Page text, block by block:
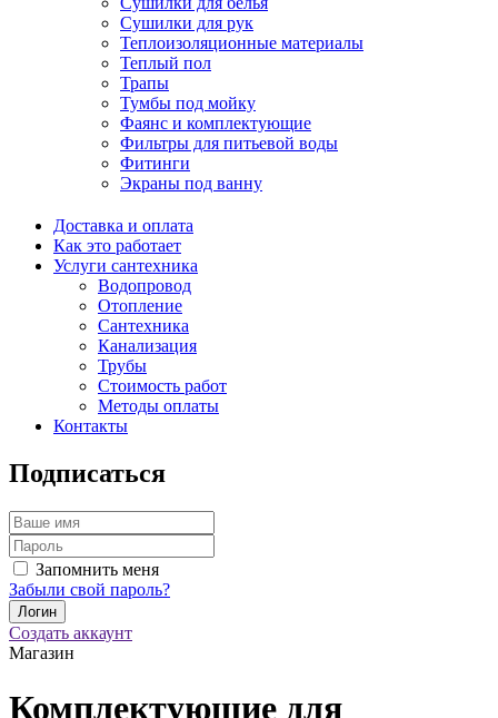
Сушилки для рук
Теплоизоляционные материалы
Теплый пол
Трапы
Тумбы под мойку
Фаянс и комплектующие
Фильтры для питьевой воды
Фитинги
Экраны под ванну
Доставка и оплата
Как это работает
Услуги сантехника
Водопровод
Отопление
Сантехника
Канализация
Трубы
Стоимость работ
Методы оплаты
Контакты
Подписаться
Запомнить меня
Забыли свой пароль?
Создать аккаунт
Магазин
Комплектующие для